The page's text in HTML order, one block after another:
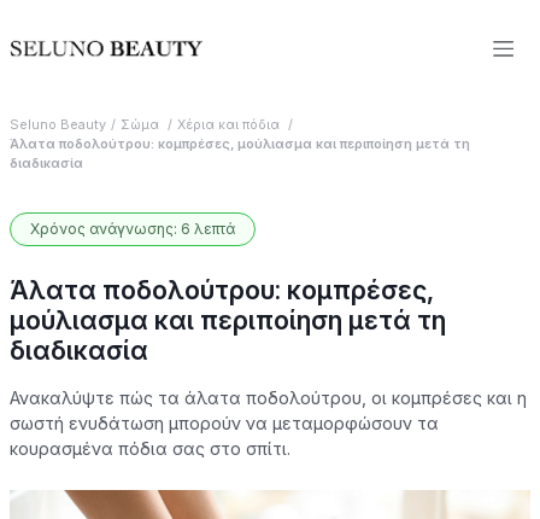
Seluno Beauty Σώμα
Χέρια και πόδια
Άλατα ποδολούτρου: κομπρέσες, μούλιασμα και περιποίηση μετά τη
διαδικασία
Χρόνος ανάγνωσης: 6 λεπτά
Άλατα ποδολούτρου: κομπρέσες,
μούλιασμα και περιποίηση μετά τη
διαδικασία
Ανακαλύψτε πώς τα άλατα ποδολούτρου, οι κομπρέσες και η
σωστή ενυδάτωση μπορούν να μεταμορφώσουν τα
κουρασμένα πόδια σας στο σπίτι.